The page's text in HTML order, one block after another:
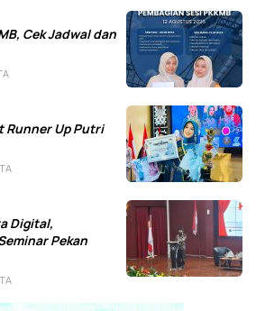
Cek Jadwal dan
Runner Up Putri
Digital,
Pekan